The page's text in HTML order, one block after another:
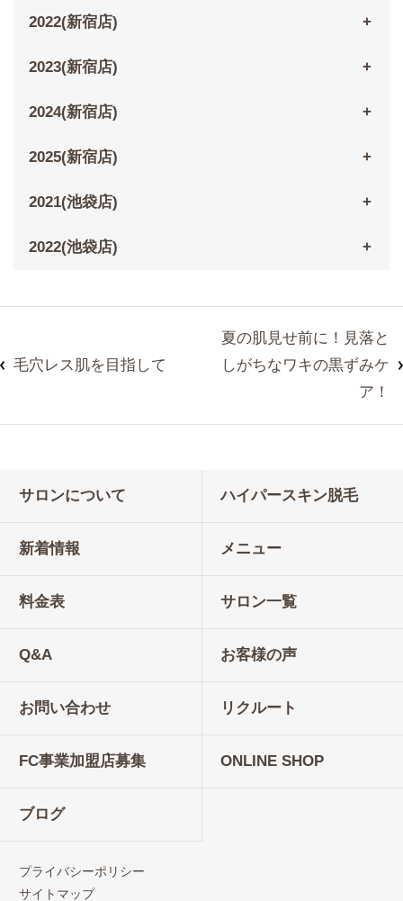
2022(新宿店)
2023(新宿店)
2024(新宿店)
2025(新宿店)
2021(池袋店)
2022(池袋店)
毛穴レス肌を目指して
夏の肌見せ前に！見落と
しがちなワキの黒ずみケ
ア！
サロンについて ハイパースキン脱毛
新着情報 メニュー
料金表 サロン一覧
Q&A お客様の声
お問い合わせ リクルート
FC事業加盟店募集 ONLINE SHOP
ブログ
プライバシーポリシー
サイトマップ